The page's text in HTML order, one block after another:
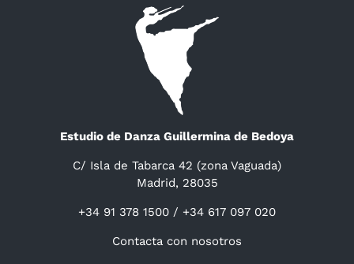
Estudio de Danza Guillermina de Bedoya
C/ Isla de Tabarca 42 (zona Vaguada)
Madrid, 28035
+34 91 378 1500 / +34 617 097 020
Contacta con nosotros